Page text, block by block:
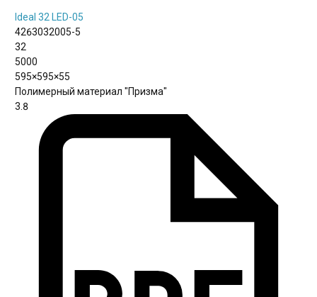
Ideal 32 LED-05
4263032005-5
32
5000
595×595×55
Полимерный материал "Призма"
3.8